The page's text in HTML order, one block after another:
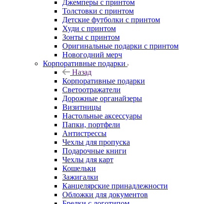
Джемперы с принтом
Толстовки с принтом
Детские футболки с принтом
Худи с принтом
Зонты с принтом
Оригинальные подарки с принтом
Новогодний мерч
Корпоративные подарки
Назад
Корпоративные подарки
Светоотражатели
Дорожные органайзеры
Визитницы
Настольные аксессуары
Папки, портфели
Антистрессы
Чехлы для пропуска
Подарочные книги
Чехлы для карт
Кошельки
Зажигалки
Канцелярские принадлежности
Обложки для документов